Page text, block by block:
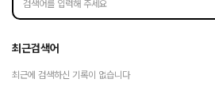
최근검색어
최근에 검색하신 기록이 없습니다